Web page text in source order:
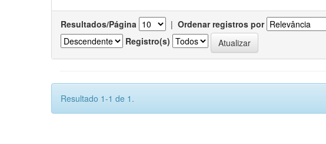
Resultados/Página | Ordenar registros por
Registro(s)
Resultado 1-1 de 1.